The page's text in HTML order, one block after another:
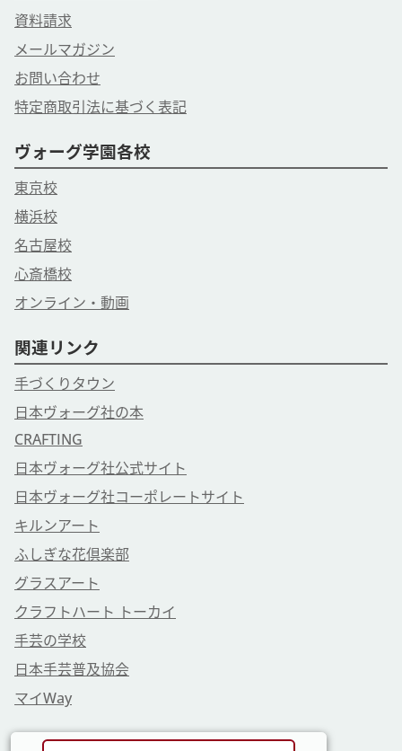
資料請求
メールマガジン
お問い合わせ
特定商取引法に基づく表記
ヴォーグ学園各校
東京校
横浜校
名古屋校
心斎橋校
オンライン・動画
関連リンク
手づくりタウン
日本ヴォーグ社の本
CRAFTING
日本ヴォーグ社公式サイト
日本ヴォーグ社コーポレートサイト
キルンアート
ふしぎな花倶楽部
グラスアート
クラフトハート トーカイ
手芸の学校
日本手芸普及協会
マイWay